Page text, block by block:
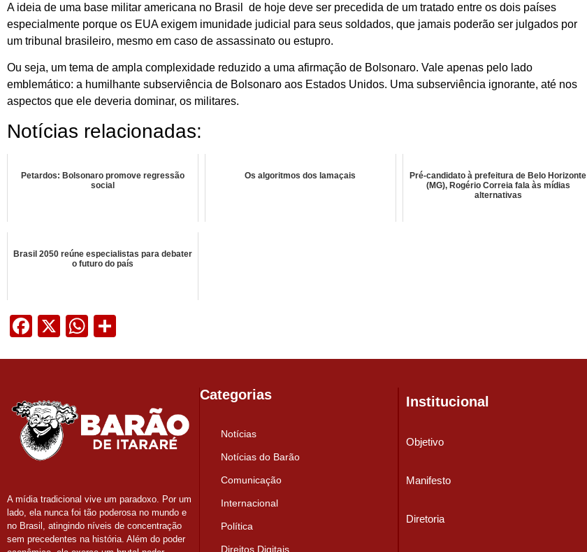
A ideia de uma base militar americana no Brasil de hoje deve ser precedida de um tratado entre os dois países
especialmente porque os EUA exigem imunidade judicial para seus soldados, que jamais poderão ser julgados por
um tribunal brasileiro, mesmo em caso de assassinato ou estupro.
Ou seja, um tema de ampla complexidade reduzido a uma afirmação de Bolsonaro. Vale apenas pelo lado
emblemático: a humilhante subserviência de Bolsonaro aos Estados Unidos. Uma subserviência ignorante, até nos
aspectos que ele deveria dominar, os militares.
Notícias relacionadas:
Petardos: Bolsonaro promove regressão
social
Os algoritmos dos lamaçais
Pré-candidato à prefeitura de Belo Horizonte
(MG), Rogério Correia fala às mídias
alternativas
Brasil 2050 reúne especialistas para debater
o futuro do país
Facebook
X WhatsApp
A mídia tradicional vive um paradoxo. Por um
lado, ela nunca foi tão poderosa no mundo e
no Brasil, atingindo níveis de concentração
sem precedentes na história. Além do poder
Categorias
Notícias
Notícias do Barão
Comunicação
Internacional
Política
Direitos Digitais
Institucional
Objetivo
Manifesto
Diretoria